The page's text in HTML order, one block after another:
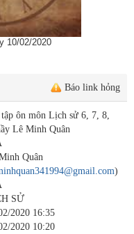
10/02/2020
Báo link hỏng
ôn môn Lịch sử 6, 7, 8,
Lê Minh Quân
Quân
)
SỬ
2020 16:35
2020 10:20